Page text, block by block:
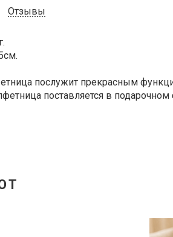
Отзывы
послужит прекрасным
поставляется в подарочном